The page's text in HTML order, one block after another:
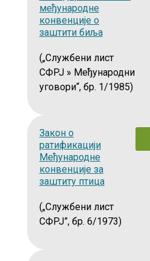
међународне
конвенције о
заштити биља
(„Службени лист
СФРЈ » Међународни
уговори“, бр. 1/1985)
Закон о
ратификацији
Међународне
конвенције за
заштиту птица
(„Службени лист
СФРЈ”, бр. 6/1973)